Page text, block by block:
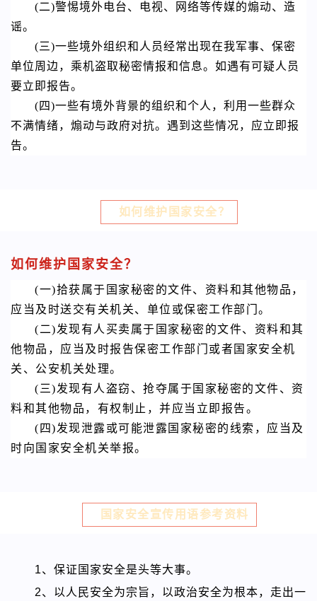
(二)警惕境外电台、电视、网络等传媒的煽动、造
谣。
(三)一些境外组织和人员经常出现在我军事、保密
单位周边，乘机盗取秘密情报和信息。如遇有可疑人员
要立即报告。
(四)一些有境外背景的组织和个人，利用一些群众
不满情绪，煽动与政府对抗。遇到这些情况，应立即报
告。
如何维护国 家安全？
如何维护国家安全？
(一)拾获属于国家秘密的文件、资料和其他物品，
应当及时送交有关机关、单位或保密工作部门。
(二)发现有人买卖属于国家秘密的文件、资料和其
他物品，应当及时报告保密工作部门或者国家安全机
关、公安机关处理。
(三)发现有人盗窃、抢夺属于国家秘密的文件、资
料和其他物品，有权制止，并应当立即报告。
(四)发现泄露或可能泄露国家秘密的线索，应当及
时向国家安全机关举报。
国家安全宣传用语参考资料
1、保证国家安全是头等大事。
2、以人民安全为宗旨，以政治安全为根本，走出一